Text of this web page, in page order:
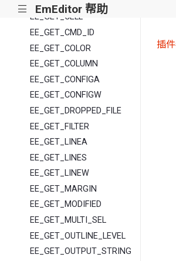
||| EmEditor 帮助
EE_GET_CELL
EE_GET_CMD_ID
EE_GET_COLOR
EE_GET_COLUMN
EE_GET_CONFIGA
EE_GET_CONFIGW
EE_GET_DROPPED_FILE
EE_GET_FILTER
EE_GET_LINEA
EE_GET_LINES
EE_GET_LINEW
EE_GET_MARGIN
EE_GET_MODIFIED
EE_GET_MULTI_SEL
EE_GET_OUTLINE_LEVEL
EE_GET_OUTPUT_STRING
插